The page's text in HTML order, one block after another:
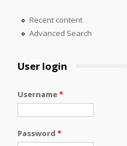
Recent content
Advanced Search
User login
Username*
Password *